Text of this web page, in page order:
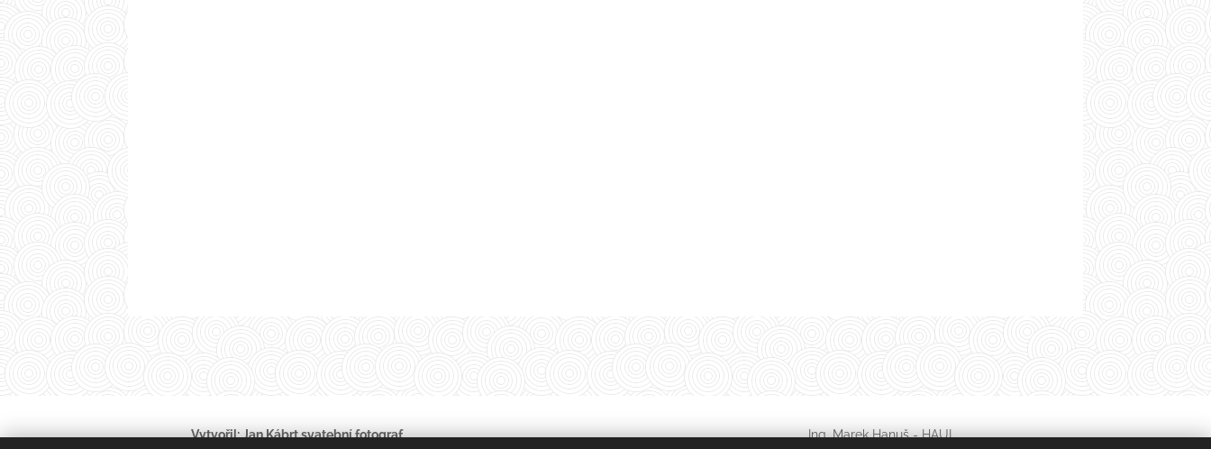
Vytvořil:Jan Kábrt svatební fotograf Ing. Marek Hanuš - HAUL